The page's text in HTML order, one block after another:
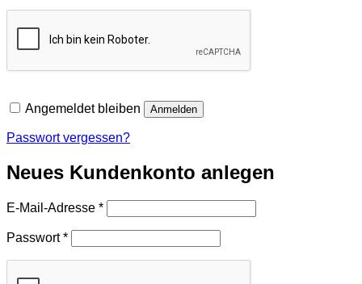
Angemeldet bleiben Anmelden
Passwort vergessen?
Neues Kundenkonto anlegen
E-Mail-Adresse *Erforderlich
Passwort*Erforderlich